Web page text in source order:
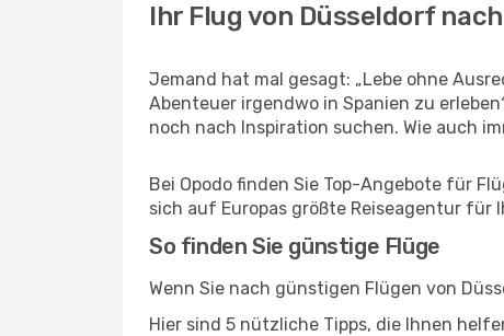
Ihr Flug von Düsseldorf
Jemand hat mal gesagt: „Lebe ohne
Abenteuer irgendwo in Spanien zu
noch nach Inspiration suchen. Wie auch
Bei Opodo finden Sie Top-Angebote für
sich auf Europas größte Reiseagentur für
So finden Sie günstige Flüge
Wenn Sie nach günstigen Flügen von
Hier sind 5 nützliche Tipps, die Ihnen